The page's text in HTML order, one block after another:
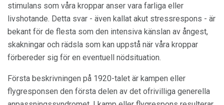
stimulans som våra kroppar anser vara farliga eller
livshotande. Detta svar - även kallat akut stressrespons - är
bekant för de flesta som den intensiva känslan av ångest,
skakningar och rädsla som kan uppstå när våra kroppar
förbereder sig för en eventuell nödsituation.
Första beskrivningen på 1920-talet är kampen eller
flygresponsen den första delen av det ofrivilliga generella